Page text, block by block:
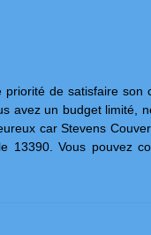
de satisfaire son
avez un budget limité,
car Stevens
Vous pouvez